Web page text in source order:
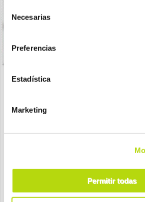
Necesarias
Preferencias
Estadística
Marketing
Permitir todas
Mars
cesar perro adulto buey pate
cesar